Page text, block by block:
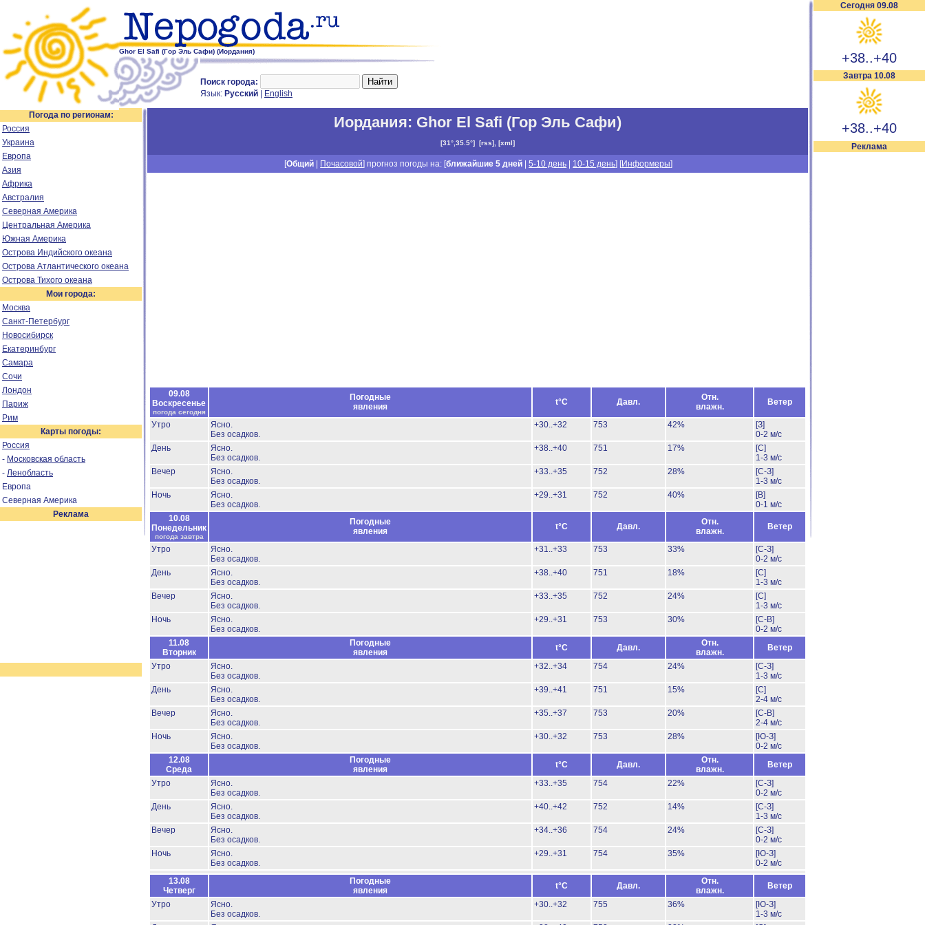
Ghor El Safi (Гор Эль Сафи) (Иордания)
Поиск города:
Язык: Русский English
Сегодня 09.08
+38..+40
Завтра 10.08
+38..+40
Реклама
Погода по регионам:
Россия
Украина
Европа
Азия
Африка
Австралия
Северная Америка
Центральная Америка
Южная Америка
Острова Индийского океана
Острова Атлантического океана
Острова Тихого океана
Мои города:
Москва
Санкт-Петербург
Новосибирск
Екатеринбург
Самара
Сочи
Лондон
Париж
Рим
Карты погоды:
Россия
- Московская область
- Ленобласть
Европа
Северная Америка
Реклама
Иордания: Ghor El Safi (Гор Эль Сафи)
[31°,35.5°] [rss], [xml]
[Общий Почасовой] прогноз погоды на: [ближайшие 5 дней |5-10 день 10-15 день] [Информеры]
09.08
Воскресенье
погода сегодня
Погодные
явления
t°C Давл.
Отн.
влажн.
Ветер
Утро
Ясно.
Без осадков.
+30..+32 753 42%
[З]
0-2 м/с
День
Ясно.
Без осадков.
+38..+40 751 17%
[С]
1-3 м/с
Вечер
Ясно.
Без осадков.
+33..+35 752 28%
[С-З]
1-3 м/с
Ночь
Ясно.
Без осадков.
+29..+31 752 40%
[В]
0-1 м/с
10.08
Понедельник
погода завтра
Погодные
явления
t°C Давл.
Отн.
влажн.
Ветер
Утро
Ясно.
Без осадков.
+31..+33 753 33%
[С-З]
0-2 м/с
День
Ясно.
Без осадков.
+38..+40 751 18%
[С]
1-3 м/с
Вечер
Ясно.
Без осадков.
+33..+35 752 24%
[С]
1-3 м/с
Ночь
Ясно.
Без осадков.
+29..+31 753 30%
[С-В]
0-2 м/с
11.08
Вторник
Погодные
явления
t°C Давл.
Отн.
влажн.
Ветер
Утро
Ясно.
Без осадков.
+32..+34 754 24%
[С-З]
1-3 м/с
День
Ясно.
Без осадков.
+39..+41 751 15%
[С]
2-4 м/с
Вечер
Ясно.
Без осадков.
+35..+37 753 20%
[С-В]
2-4 м/с
Ночь
Ясно.
Без осадков.
+30..+32 753 28%
[Ю-З]
0-2 м/с
12.08
Среда
Погодные
явления
t°C Давл.
Отн.
влажн.
Ветер
Утро
Ясно.
Без осадков.
+33..+35 754 22%
[С-З]
0-2 м/с
День
Ясно.
Без осадков.
+40..+42 752 14%
[С-З]
1-3 м/с
Вечер
Ясно.
Без осадков.
+34..+36 754 24%
[С-З]
0-2 м/с
Ночь
Ясно.
Без осадков.
+29..+31 754 35%
[Ю-З]
0-2 м/с
13.08
Четверг
Погодные
явления
t°C Давл.
Отн.
влажн.
Ветер
Утро
Ясно.
Без осадков.
+30..+32 755 36%
[Ю-З]
1-3 м/с